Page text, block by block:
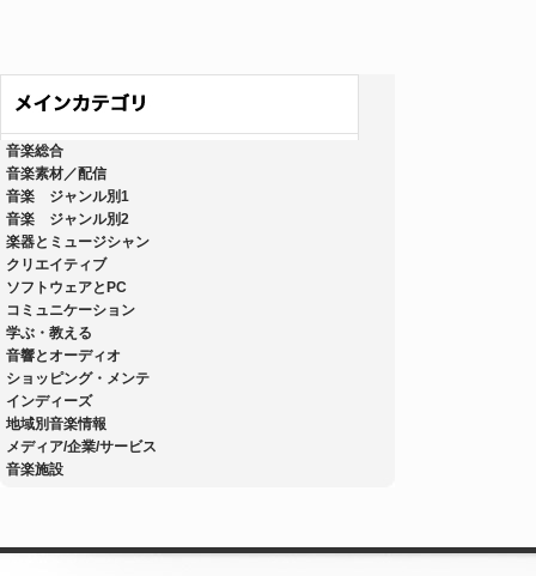
音楽総合
音楽素材／配信
音楽 ジャンル別1
音楽 ジャンル別2
楽器とミュージシャン
クリエイティブ
ソフトウェアとPC
コミュニケーション
学ぶ・教える
音響とオーディオ
ショッピング・メンテ
インディーズ
地域別音楽情報
メディア/企業/サービス
音楽施設